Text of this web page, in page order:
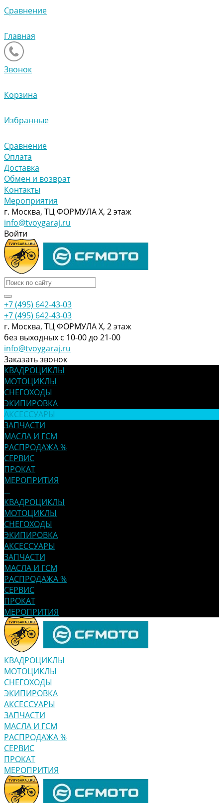
Сравнение
Главная
Звонок
Корзина
Избранные
Сравнение
Оплата
Доставка
Обмен и возврат
Контакты
Мероприятия
г. Москва, ТЦ ФОРМУЛА Х, 2 этаж
info@tvoygaraj.ru
Войти
+7 (495) 642-43-03
+7 (495) 642-43-03
г. Москва, ТЦ ФОРМУЛА Х, 2 этаж
без выходных с 10-00 до 21-00
info@tvoygaraj.ru
Заказать звонок
КВАДРОЦИКЛЫ
МОТОЦИКЛЫ
СНЕГОХОДЫ
ЭКИПИРОВКА
АКСЕССУАРЫ
ЗАПЧАСТИ
МАСЛА И ГСМ
РАСПРОДАЖА %
СЕРВИС
ПРОКАТ
МЕРОПРИТИЯ
...
КВАДРОЦИКЛЫ
МОТОЦИКЛЫ
СНЕГОХОДЫ
ЭКИПИРОВКА
АКСЕССУАРЫ
ЗАПЧАСТИ
МАСЛА И ГСМ
РАСПРОДАЖА %
СЕРВИС
ПРОКАТ
МЕРОПРИТИЯ
КВАДРОЦИКЛЫ
МОТОЦИКЛЫ
СНЕГОХОДЫ
ЭКИПИРОВКА
АКСЕССУАРЫ
ЗАПЧАСТИ
МАСЛА И ГСМ
РАСПРОДАЖА %
СЕРВИС
ПРОКАТ
МЕРОПРИТИЯ